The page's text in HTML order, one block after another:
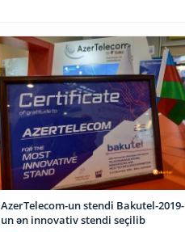
AzerTelecom-un stendi Bakutel-2019-
un ən innovativ stendi seçilib